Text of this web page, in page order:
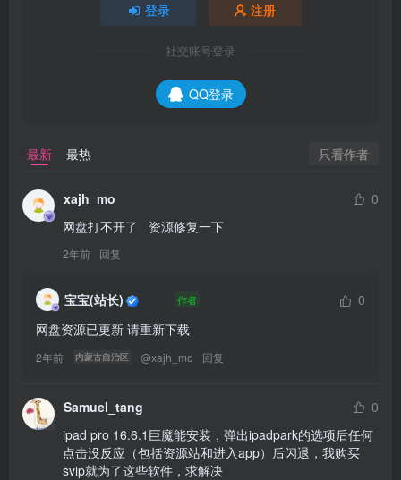
登录 注册
社交账号登录
QQ登录
最新 最热 只看作者
xajh_mo
0
网盘打不开了   资源修复一下
2年前 回复
宝宝(站长)
0
网盘资源已更新 请重新下载
2年前 内蒙古自治区 @xajh_mo 回复
Samuel_tang
0
ipad pro 16.6.1巨魔能安装，弹出ipadpark的选项后任何
点击没反应（包括资源站和进入app）后闪退，我购买
svip就为了这些软件，求解决